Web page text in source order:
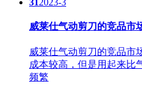
312023-3
威莱仕气动剪刀的竞品市
威莱仕气动剪刀的竞品市
成本较高，但是用起来比
频繁